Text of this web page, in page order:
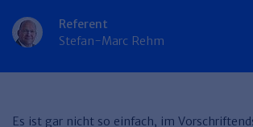
Entgeltabrechnung
Steuern & Rechnungswesen
Steuerrecht
Zurück
Zurück
Referent
Stefan-Marc Rehm
​Es ist gar nicht so einfach, im